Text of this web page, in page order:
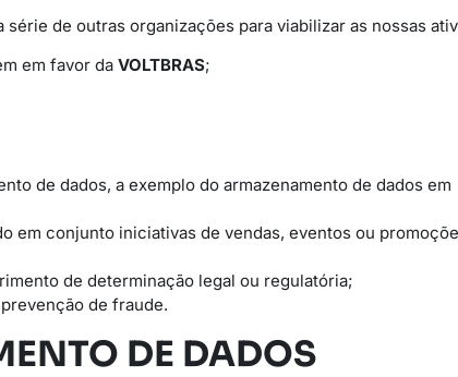
de outras organizações para viabilizar as nossas
em favor da VOLTBRAS;
de dados, a exemplo do armazenamento de dados em
em conjunto iniciativas de vendas, eventos ou
de determinação legal ou regulatória;
de fraude.
DE DADOS